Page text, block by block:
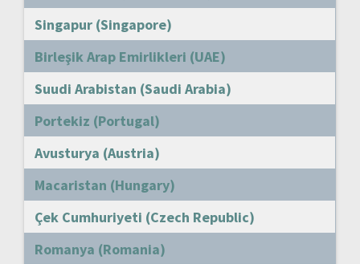
Singapur (Singapore)
Birleşik Arap Emirlikleri (UAE)
Suudi Arabistan (Saudi Arabia)
Portekiz (Portugal)
Avusturya (Austria)
Macaristan (Hungary)
Çek Cumhuriyeti (Czech Republic)
Romanya (Romania)